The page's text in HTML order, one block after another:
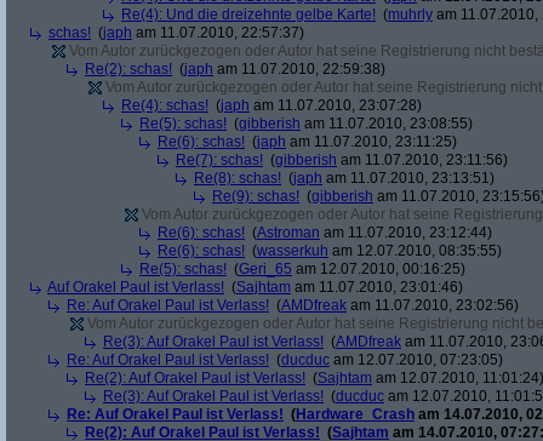
Re(4): Und die dreizehnte gelbe Karte! (muhrly am 11.07.2010,
schas! (japh am 11.07.2010, 22:57:37)
Vom Autor zurückgezogen oder Autor hat seine Registrierung nicht
Re(2): schas! (japh am 11.07.2010, 22:59:38)
Vom Autor zurückgezogen oder Autor hat seine Registrierung
Re(4): schas! (japh am 11.07.2010, 23:07:28)
Re(5): schas! (gibberish am 11.07.2010, 23:08:55)
Re(6): schas! (japh am 11.07.2010, 23:11:25)
Re(7): schas! (gibberish am 11.07.2010, 23:11:56)
Re(8): schas! (japh am 11.07.2010, 23:13:51)
Re(9): schas! (gibberish am 11.07.2010,
Vom Autor zurückgezogen oder Autor hat seine
Re(6): schas! (Astroman am 11.07.2010, 23:12:44)
Re(6): schas! (wasserkuh am 12.07.2010, 08:35:55)
Re(5): schas! (Geri_65 am 12.07.2010, 00:16:25)
Auf Orakel Paul ist Verlass! (Sajhtam am 11.07.2010, 23:01:46)
Re: Auf Orakel Paul ist Verlass! (AMDfreak am 11.07.2010, 23:02:56)
Vom Autor zurückgezogen oder Autor hat seine Registrierung nicht
Re(3): Auf Orakel Paul ist Verlass! (AMDfreak am 11.07.2010,
Re: Auf Orakel Paul ist Verlass! (ducduc am 12.07.2010, 07:23:05)
Re(2): Auf Orakel Paul ist Verlass! (Sajhtam am 12.07.2010, 11:01:24)
Re(3): Auf Orakel Paul ist Verlass! (ducduc am 12.07.2010,
Re: Auf Orakel Paul ist Verlass! (Hardware_Crash am 14.07.2010,
Re(2): Auf Orakel Paul ist Verlass! (Sajhtam am 14.07.2010,